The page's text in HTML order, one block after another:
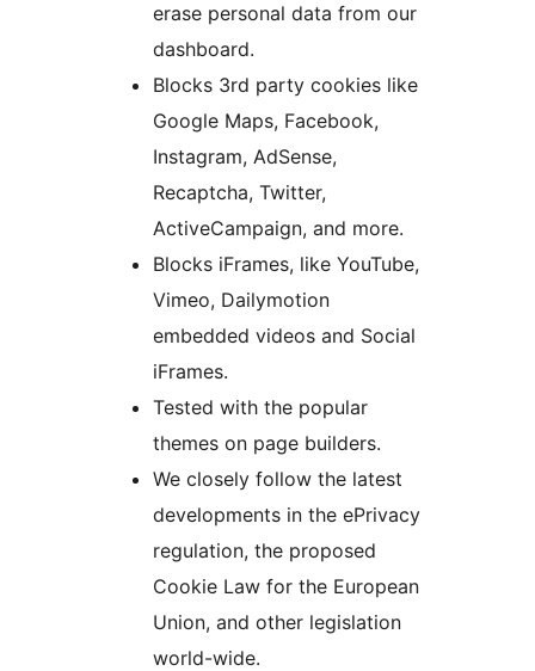
erase personal data from our
dashboard.
Blocks 3rd party cookies like
Google Maps, Facebook,
Instagram, AdSense,
Recaptcha, Twitter,
ActiveCampaign, and more.
Blocks iFrames, like YouTube,
Vimeo, Dailymotion
embedded videos and Social
iFrames.
Tested with the popular
themes on page builders.
We closely follow the latest
developments in the ePrivacy
regulation, the proposed
Cookie Law for the European
Union, and other legislation
world-wide.